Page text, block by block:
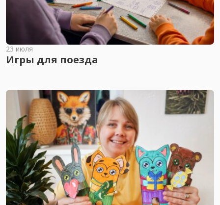
23 июля
Игры для поезда